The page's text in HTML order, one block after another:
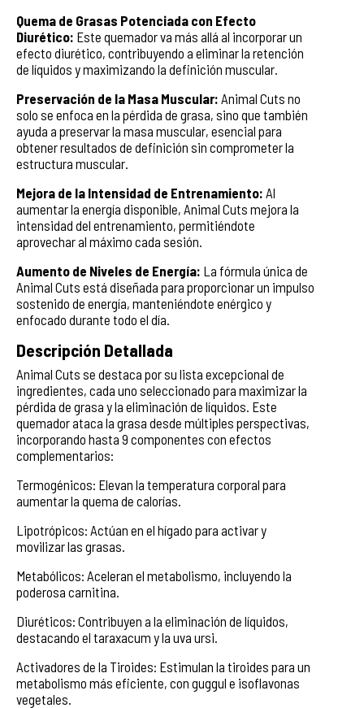
Quema de Grasas Potenciada con Efecto
Diurético: Este quemador va más allá al incorporar un
efecto diurético, contribuyendo a eliminar la retención
de líquidos y maximizando la definición muscular.
Preservación de la Masa Muscular: Animal Cuts no
solo se enfoca en la pérdida de grasa, sino que también
ayuda a preservar la masa muscular, esencial para
obtener resultados de definición sin comprometer la
estructura muscular.
Mejora de la Intensidad de Entrenamiento: Al
aumentar la energía disponible, Animal Cuts mejora la
intensidad del entrenamiento, permitiéndote
aprovechar al máximo cada sesión.
Aumento de Niveles de Energía: La fórmula única de
Animal Cuts está diseñada para proporcionar un impulso
sostenido de energía, manteniéndote enérgico y
enfocado durante todo el día.
Descripción Detallada
Animal Cuts se destaca por su lista excepcional de
ingredientes, cada uno seleccionado para maximizar la
pérdida de grasa y la eliminación de líquidos. Este
quemador ataca la grasa desde múltiples perspectivas,
incorporando hasta 9 componentes con efectos
complementarios:
Termogénicos: Elevan la temperatura corporal para
aumentar la quema de calorías.
Lipotrópicos: Actúan en el hígado para activar y
movilizar las grasas.
Metabólicos: Aceleran el metabolismo, incluyendo la
poderosa carnitina.
Diuréticos: Contribuyen a la eliminación de líquidos,
destacando el taraxacum y la uva ursi.
Activadores de la Tiroides: Estimulan la tiroides para un
metabolismo más eficiente, con guggul e isoflavonas
vegetales.